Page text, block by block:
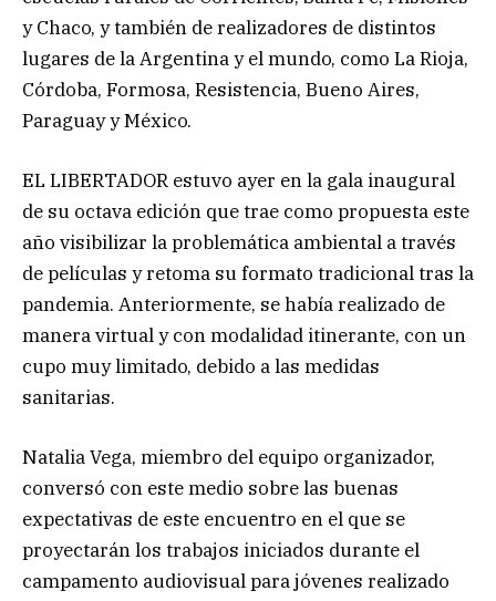
y Chaco, y también de realizadores de distintos
lugares de la Argentina y el mundo, como La Rioja,
Córdoba, Formosa, Resistencia, Bueno Aires,
Paraguay y México.
EL LIBERTADOR estuvo ayer en la gala inaugural
de su octava edición que trae como propuesta este
año visibilizar la problemática ambiental a través
de películas y retoma su formato tradicional tras la
pandemia. Anteriormente, se había realizado de
manera virtual y con modalidad itinerante, con un
cupo muy limitado, debido a las medidas
sanitarias.
Natalia Vega, miembro del equipo organizador,
conversó con este medio sobre las buenas
expectativas de este encuentro en el que se
proyectarán los trabajos iniciados durante el
campamento audiovisual para jóvenes realizado